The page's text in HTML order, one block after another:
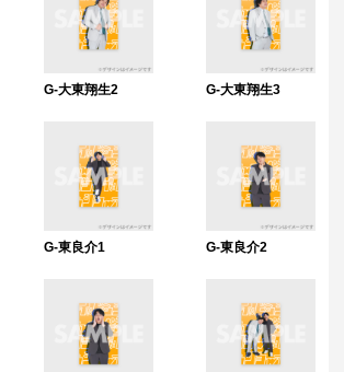
G-大東翔生2 G-大東翔生3
G-東良介1 G-東良介2